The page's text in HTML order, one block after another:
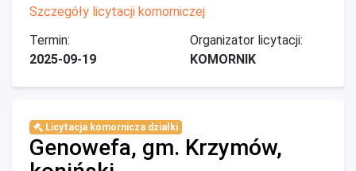
Szczegóły licytacji komorniczej
Termin:
2025-09-19
Organizator licytacji:
KOMORNIK
Licytacja komornicza działki
Genowefa, gm. Krzymów,